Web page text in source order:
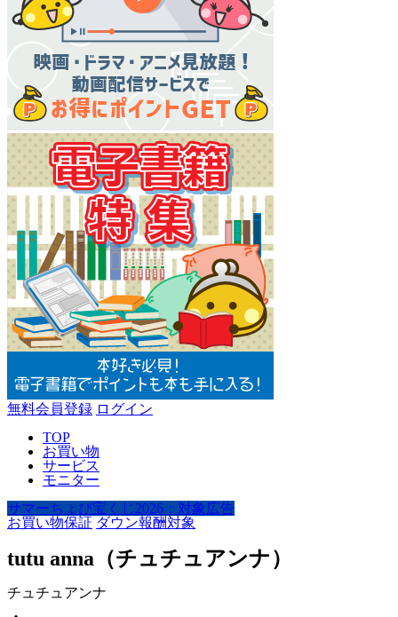
無料会員登録 ログイン
TOP
お買い物
サービス
モニター
サマーちょび宝くじ2026：対象広告
お買い物保証 ダウン報酬対象
tutu anna（チュチュアンナ）
チュチュアンナ